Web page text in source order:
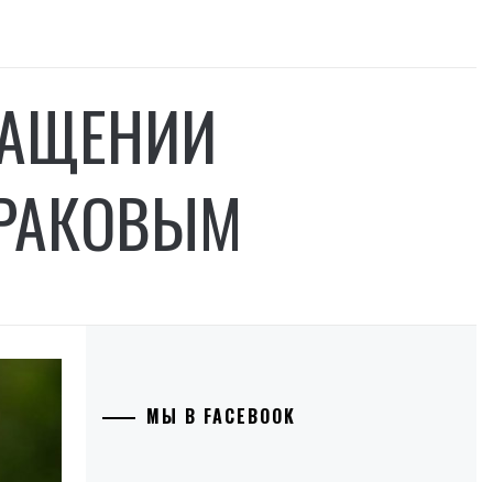
МЫ В FACEBOOK